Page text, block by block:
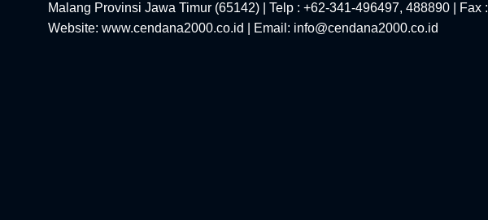
Malang Provinsi Jawa Timur (65142) | Telp : +62-341-496497, 488890 | Fax :
Website: www.cendana2000.co.id | Email: info@cendana2000.co.id